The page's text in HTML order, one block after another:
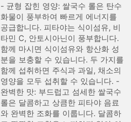
- 균형 잡힌 영양: 쌀국수 롤은 탄수
화물이 풍부하여 빠르게 에너지를
공급합니다. 피타야는 식이섬유, 비
타민 C, 안토시아닌이 풍부합니다.
함께 마시면 식이섬유와 항산화 성
분을 보충할 수 있습니다. 두 가지를
함께 섭취하면 주식과 과일, 채소의
영양을 모두 섭취할 수 있습니다. -
완벽한 맛: 부드럽고 섬세한 쌀국수
롤은 달콤하고 상큼한 피타야 음료
와 완벽한 조화를 이룹니다. 달콤하